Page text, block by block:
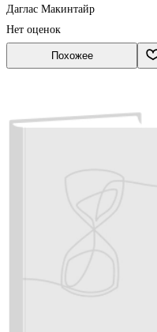
Даглас Макинтайр
Нет оценок
Похожее